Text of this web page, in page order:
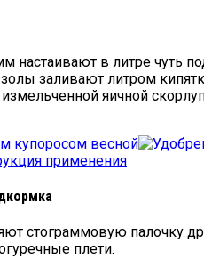
в литре чуть
заливают литром
яичной
купоросом весной
применения
стограммовую палочку
плети.